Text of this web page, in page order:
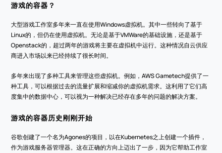
游戏的容器？
大型游戏工作室多年来一直在使用Windows虚拟机。其中一些转向了基于
Linux的，但仍在使用虚拟机。无论是基于VMWare的基础设施，还是基于
Openstack的，超过两年的游戏将主要在虚拟机中运行。这种情况自云供应
商进入市场以来已经持续了很长时间。
多年来出现了多种工具来管理这些虚拟机。例如，AWS Gametech提供了一
种工具，可以根据过去的流量扩展和缩减你的虚拟机需求。这利用了它们高
度集中的数据中心，可以视为一种解决已经存在多年的问题的解决方案。
游戏的容器历史刚刚开始
谷歌创建了一个名为Agones的项目，以在Kubernetes之上创建一个插件，
作为游戏服务器管理器。这在正确的方向上迈出了一步，因为它帮助工作室